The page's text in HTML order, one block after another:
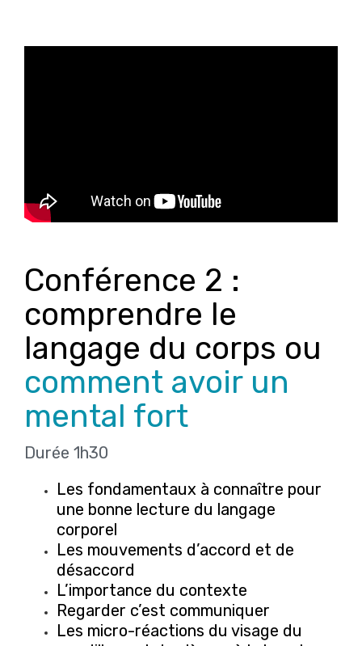
Conférence 2 :
comprendre le
langage du corps ou
comment avoir un
mental fort
Durée 1h30
Les fondamentaux à connaître pour
une bonne lecture du langage
corporel
Les mouvements d’accord et de
désaccord
L’importance du contexte
Regarder c’est communiquer
Les micro-réactions du visage du